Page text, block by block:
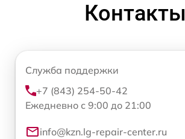
Контакты
Служба поддержки
+7 (843) 254-50-42
Ежедневно с 9:00 до 21:00
info@kzn.lg-repair-center.ru